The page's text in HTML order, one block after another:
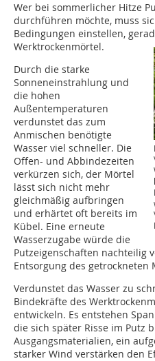
Wer bei sommerlicher Hitze
durchführen möchte, muss
Bedingungen einstellen,
Werktrockenmörtel.
Durch die starke
Sonneneinstrahlung und
die hohen
Außentemperaturen
verdunstet das zum
Anmischen benötigte
Wasser viel schneller. Die
Offen- und Abbindezeiten
verkürzen sich, der Mörtel
lässt sich nicht mehr
gleichmäßig aufbringen
und erhärtet oft bereits im
Kübel. Eine erneute
Wasserzugabe würde die
Putzeigenschaften nachteilig
Entsorgung des getrockneten
Verdunstet das Wasser zu
Bindekräfte des
entwickeln. Es entstehen
die sich später Risse im Putz
Ausgangsmaterialien, ein
starker Wind verstärken den